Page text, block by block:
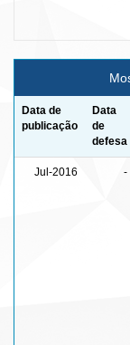
Data de
publicação
Data
de
defesa
Jul-2016 -